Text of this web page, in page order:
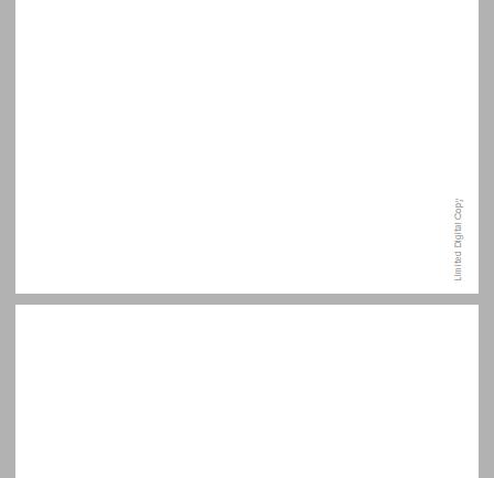
מבוא ... 13